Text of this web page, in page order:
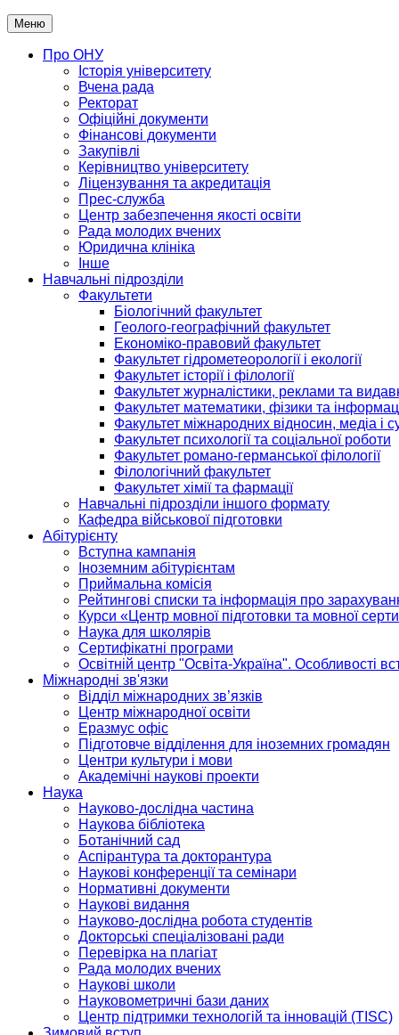
Меню
Про ОНУ
Історія університету
Вчена рада
Ректорат
Офіційні документи
Фінансові документи
Закупівлі
Керівництво університету
Ліцензування та акредитація
Прес-служба
Центр забезпечення якості освіти
Рада молодих вчених
Юридична клініка
Інше
Навчальні підрозділи
Факультети
Біологічний факультет
Геолого-географічний факультет
Економіко-правовий факультет
Факультет гідрометеорології і екології
Факультет історії і філології
Факультет журналістики, реклами та
Факультет математики, фізики та
Факультет міжнародних відносин, медіа і
Факультет психології та соціальної роботи
Факультет романо-германської філології
Філологічний факультет
Факультет хімії та фармації
Навчальні підрозділи іншого формату
Кафедра військової підготовки
Абітурієнту
Вступна кампанія
Іноземним абітурієнтам
Приймальна комісія
Рейтингові списки та інформація про
Курси «Центр мовної підготовки та мовної
Наука для школярів
Сертифікатні програми
Освітній центр "Освіта-Україна". Особливості
Міжнародні зв'язки
Відділ міжнародних зв’язків
Центр міжнародної освіти
Еразмус офіс
Підготовче відділення для іноземних громадян
Центри культури і мови
Академічні наукові проекти
Наука
Науково-дослідна частина
Наукова бібліотека
Ботанічний сад
Аспірантура та докторантура
Наукові конференції та семінари
Нормативні документи
Наукові видання
Науково-дослідна робота студентів
Докторські спеціалізовані ради
Перевірка на плагіат
Рада молодих вчених
Наукові школи
Науковометричні бази даних
Центр підтримки технологій та інновацій (TISC)